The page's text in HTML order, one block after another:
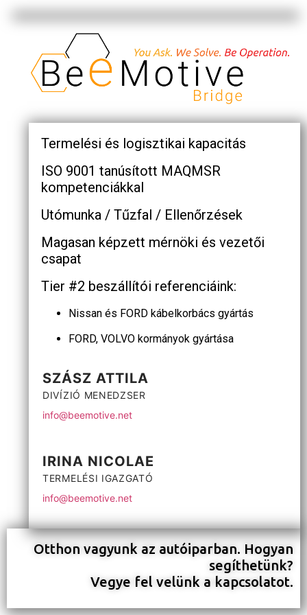
Termelési és logisztikai kapacitás
ISO 9001 tanúsított MAQMSR
kompetenciákkal
Utómunka / Tűzfal / Ellenőrzések
Magasan képzett mérnöki és vezetői
csapat
Tier #2 beszállítói referenciáink:
Nissan és FORD kábelkorbács gyártás
FORD, VOLVO kormányok gyártása
SZÁSZ ATTILA
DIVÍZIÓ MENEDZSER
info@beemotive.net
IRINA NICOLAE
TERMELÉSI IGAZGATÓ
info@beemotive.net
Otthon vagyunk az autóiparban. Hogyan
segíthetünk?
Vegye fel velünk a kapcsolatot.